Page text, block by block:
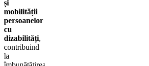
și
mobilității
persoanelor
cu
dizabilități,
contribuind
la